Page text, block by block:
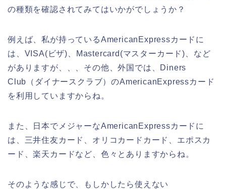
の種類を確認されてみてはいかがでしょうか？
例えば、私が持っているAmericanExpressカードに
は、VISA(ビザ)、Mastercard(マスターカード)、など
がありますが、、、その他、外国では、Diners
Club（ダイナースクラブ）のAmericanExpressカード
を利用していますからね。
また、日本でメジャーなAmericanExpressカードに
は、三井住友カード、オリコカードカード、エポスカ
ード、楽天カードなど、色々とありますからね。
そのような感じで、もしかしたら使えない